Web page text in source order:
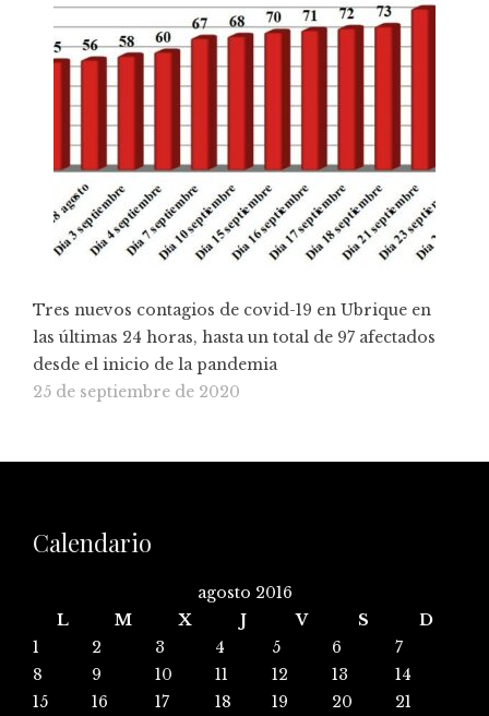
Tres nuevos contagios de covid-19 en Ubrique en
las últimas 24 horas, hasta un total de 97 afectados
desde el inicio de la pandemia
25 de septiembre de 2020
Calendario
agosto 2016
L
M X J V S
D
1
2 3 4 5 6
7
8
9 10 11 12 13
14
15
16 17 18 19 20
21